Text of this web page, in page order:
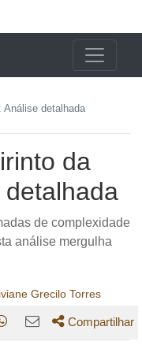
Análise detalhada
da
de complexidade
análise mergulha
Grecilo Torres
Compartilhar